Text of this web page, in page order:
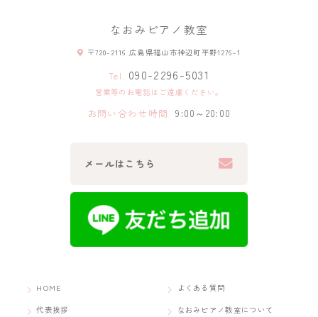
なおみピアノ教室
〒720-2116 広島県福山市神辺町平野1276-1
Tel. 090-2296-5031
営業等のお電話はご遠慮ください。
お問い合わせ時間 9:00～20:00
メールはこちら
HOME
代表挨拶
よくある質問
なおみピアノ教室について